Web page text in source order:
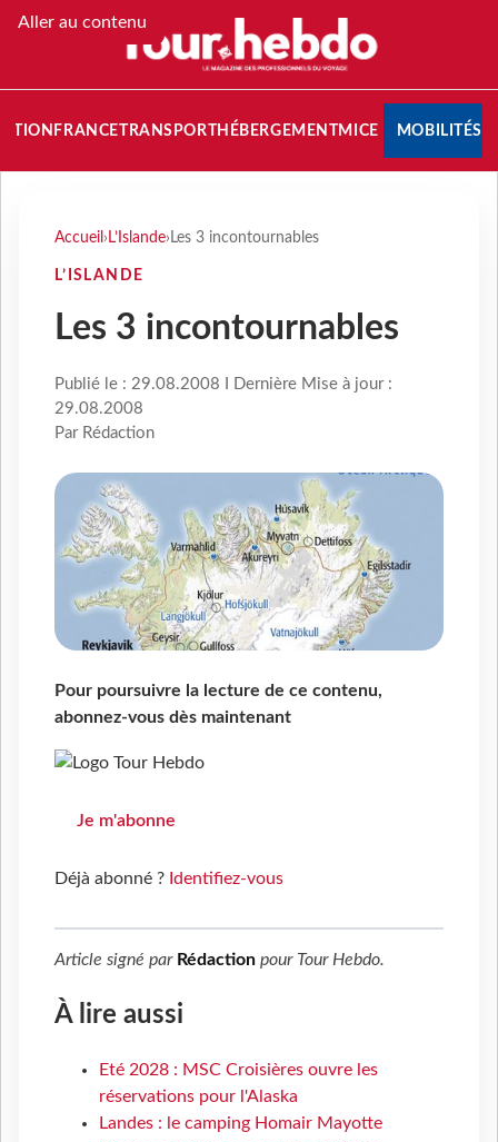
Aller au contenu
FRANCETRANSPORT HÉBERGEMENTMICE MOBILITÉS
Accueil › L’Islande› Les 3 incontournables
L’ISLANDE
Les 3 incontournables
Publié le : 29.08.2008 I Dernière Mise à jour :
29.08.2008
Par Rédaction
Pour poursuivre la lecture de ce contenu,
abonnez-vous dès maintenant
Je m'abonne
Déjà abonné ? Identifiez-vous
Article signé par Rédaction pour Tour Hebdo.
À lire aussi
Eté 2028 : MSC Croisières ouvre les
réservations pour l'Alaska
Landes : le camping Homair Mayotte